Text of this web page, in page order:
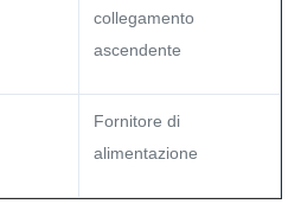
collegamento
ascendente
Fornitore di
alimentazione